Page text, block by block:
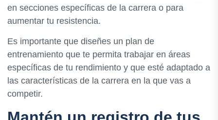
en secciones específicas de la carrera o para
aumentar tu resistencia.
Es importante que diseñes un plan de
entrenamiento que te permita trabajar en áreas
específicas de tu rendimiento y que esté adaptado a
las características de la carrera en la que vas a
competir.